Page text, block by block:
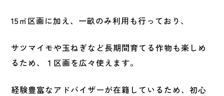
15㎡区画に加え、一畝のみ利用も行っており、
サツマイモや玉ねぎなど長期間育てる作物も楽しめ
るため、１区画を広々使えます。
経験豊富なアドバイザーが在籍しているため、初心